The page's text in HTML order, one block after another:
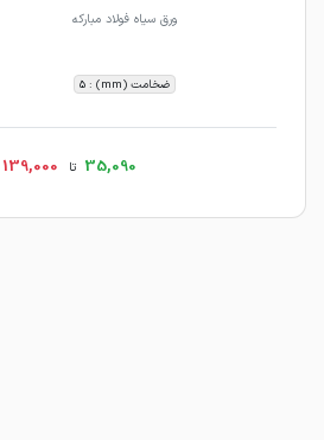
ورق سیاه فولاد مبارکه
ضخامت (mm) : 5
35,090 تا 139,000